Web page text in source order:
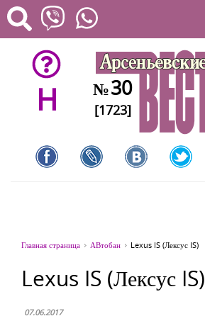
H №30
[1723]
Главная страница АВтобан Lexus IS (Лексус IS)
Lexus IS (Лексус IS)
07.06.2017